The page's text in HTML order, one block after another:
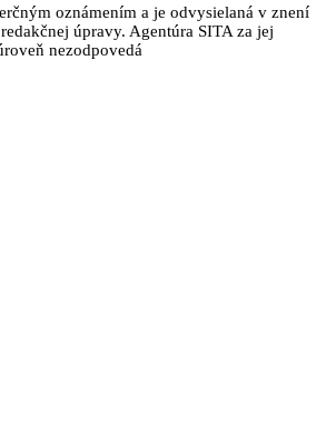
oznámením a je odvysielaná v znení
úpravy. Agentúra SITA za jej
nezodpovedá